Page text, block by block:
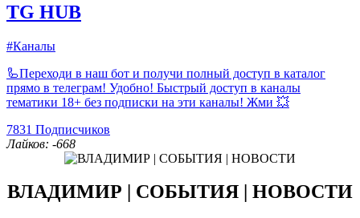
TG HUB
#Каналы
🦾Переходи в наш бот и получи полный доступ в каталог
прямо в телеграм! Удобно! Быстрый доступ в каналы
тематики 18+ без подписки на эти каналы! Жми 💥
7831 Подписчиков
Лайков: -668
ВЛАДИМИР | СОБЫТИЯ | НОВОСТИ